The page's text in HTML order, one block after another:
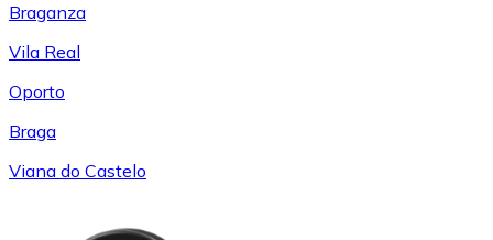
Braganza
Vila Real
Oporto
Braga
Viana do Castelo